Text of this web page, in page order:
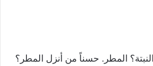
المطر. حسناً من أنزل المطر؟